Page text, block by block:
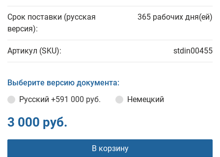
Срок поставки (русская
версия):
365 рабочих дня(ей)
Артикул (SKU): stdin00455
Выберите версию документа:
Русский +591 000 руб. Немецкий
3 000 руб.
В корзину